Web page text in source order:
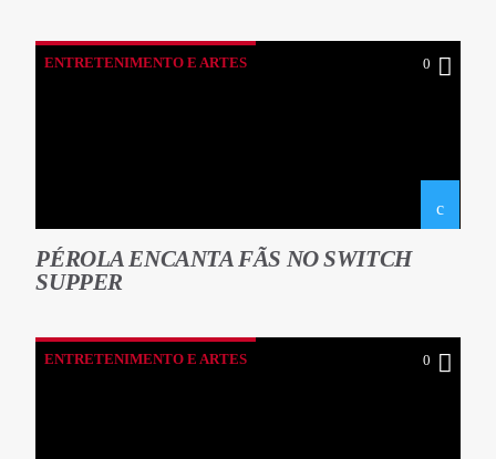
ENTRETENIMENTO E ARTES 0
PÉROLA ENCANTA FÃS NO SWITCH
SUPPER
ENTRETENIMENTO E ARTES 0